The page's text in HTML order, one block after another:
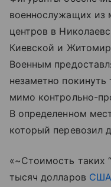
военнослужащих из
центров в
Киевской и
Военным
незаметно
мимо контрольно-
В определенном
который перевозил
«~Стоимость таких
тысяч долларов США